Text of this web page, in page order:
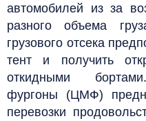
автомобилей из за
разного объема
грузового отсека
тент и получить
откидными
фургоны (ЦМФ)
перевозки